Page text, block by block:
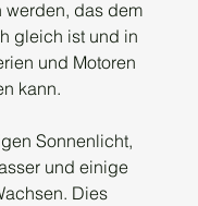
werden, das dem
gleich ist und in
und Motoren
kann.
Sonnenlicht,
und einige
Dies